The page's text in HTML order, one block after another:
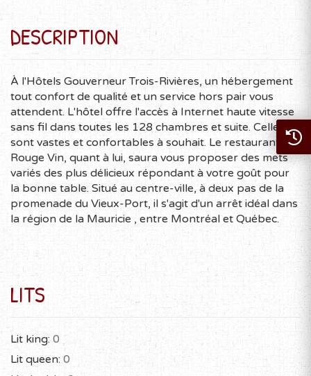
DESCRIPTION
À l'Hôtels Gouverneur Trois-Rivières, un hébergement
tout confort de qualité et un service hors pair vous
attendent. L'hôtel offre l'accès à Internet haute vitesse
sans fil dans toutes les 128 chambres et suite. Celles-ci
sont vastes et confortables à souhait. Le restaurant Le
Rouge Vin, quant à lui, saura vous proposer des mets
variés des plus délicieux répondant à votre goût pour
la bonne table. Situé au centre-ville, à deux pas de la
promenade du Vieux-Port, il s'agit d'un arrêt idéal dans
la région de la Mauricie , entre Montréal et Québec.
LITS
Lit king: 0
Lit queen: 0